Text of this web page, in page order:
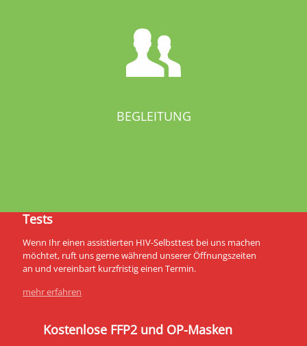
BEGLEITUNG
Tests
Wenn Ihr einen assistierten HIV-Selbsttest bei uns machen
möchtet, ruft uns gerne während unserer Öffnungszeiten
an und vereinbart kurzfristig einen Termin.
mehr erfahren
Kostenlose FFP2 und OP-Masken